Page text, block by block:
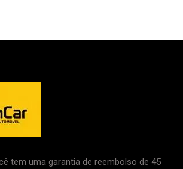
tem uma garantia de reembolso de 45